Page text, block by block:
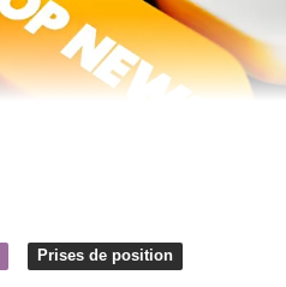
Prises de position